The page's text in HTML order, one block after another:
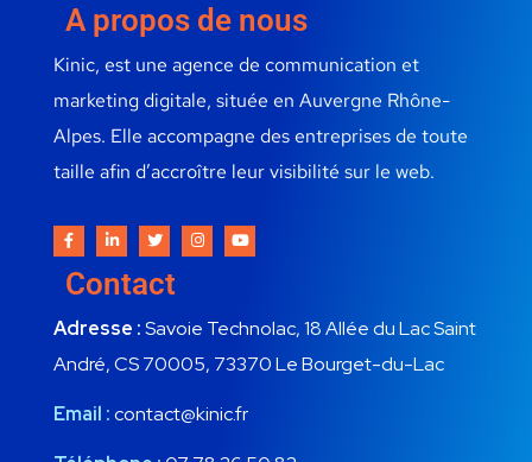
A propos de nous
Kinic, est une agence de communication et
marketing digitale, située en Auvergne Rhône-
Alpes. Elle accompagne des entreprises de toute
taille afin d’accroître leur visibilité sur le web.
Contact
Adresse :Savoie Technolac, 18 Allée du Lac Saint
André, CS 70005, 73370 Le Bourget-du-Lac
Email :contact@kinic.fr